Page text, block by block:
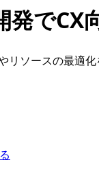
発でCX
リソースの最適